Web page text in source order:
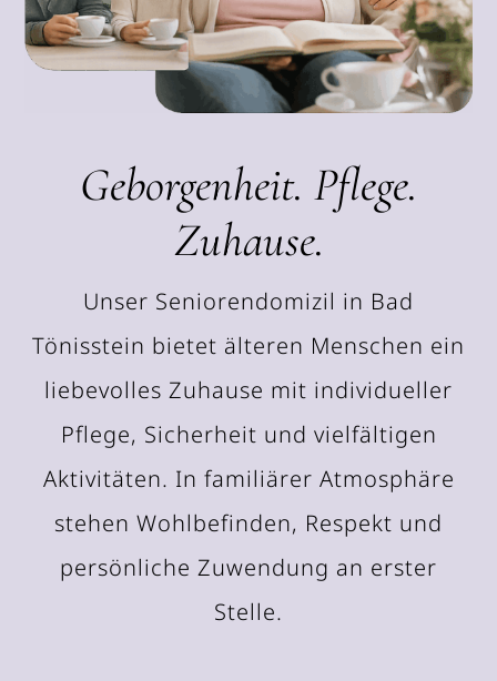
Geborgenheit. Pflege.
Zuhause.
Unser Seniorendomizil in Bad
Tönisstein bietet älteren Menschen ein
liebevolles Zuhause mit individueller
Pflege, Sicherheit und vielfältigen
Aktivitäten. In familiärer Atmosphäre
stehen Wohlbefinden, Respekt und
persönliche Zuwendung an erster
Stelle.